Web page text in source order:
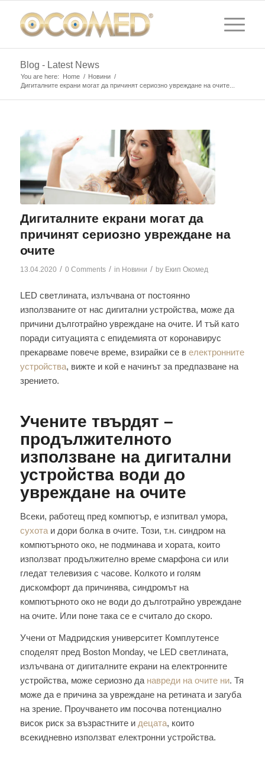
Blog - Latest News
You are here: Home / Новини /
Дигиталните екрани могат да причинят сериозно увреждане на очите...
Дигиталните екрани могат да
причинят сериозно увреждане на
очите
13.04.2020 / 0 Comments / in Новини / by Екип Окомед
LED светлината, излъчвана от постоянно
използваните от нас дигитални устройства, може да
причини дълготрайно увреждане на очите. И тъй като
поради ситуацията с епидемията от коронавирус
прекарваме повече време, взирайки се в електронните
устройства, вижте и кой е начинът за предпазване на
зрението.
Учените твърдят –
продължителното
използване на дигитални
устройства води до
увреждане на очите
Всеки, работещ пред компютър, е изпитвал умора,
сухотаи дори болка в очите. Този, т.н. синдром на
компютърното око, не подминава и хората, които
използват продължително време смарфона си или
гледат телевизия с часове. Колкото и голям
дискомфорт да причинява, синдромът на
компютърното око не води до дълготрайно увреждане
на очите. Или поне така се е считало до скоро.
Учени от Мадридския университет Комплутенсе
споделят пред Boston Monday, че LED светлината,
излъчвана от дигиталните екрани на електронните
устройства, може сериозно да навреди на очите ни. Тя
може да е причина за увреждане на ретината и загуба
на зрение. Проучването им посочва потенциално
висок риск за възрастните и децата, които
всекидневно използват електронни устройства.